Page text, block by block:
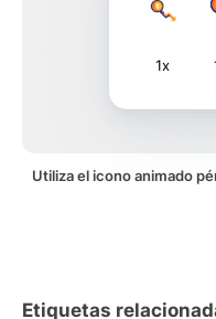
1x
Utiliza el icono animado
Etiquetas